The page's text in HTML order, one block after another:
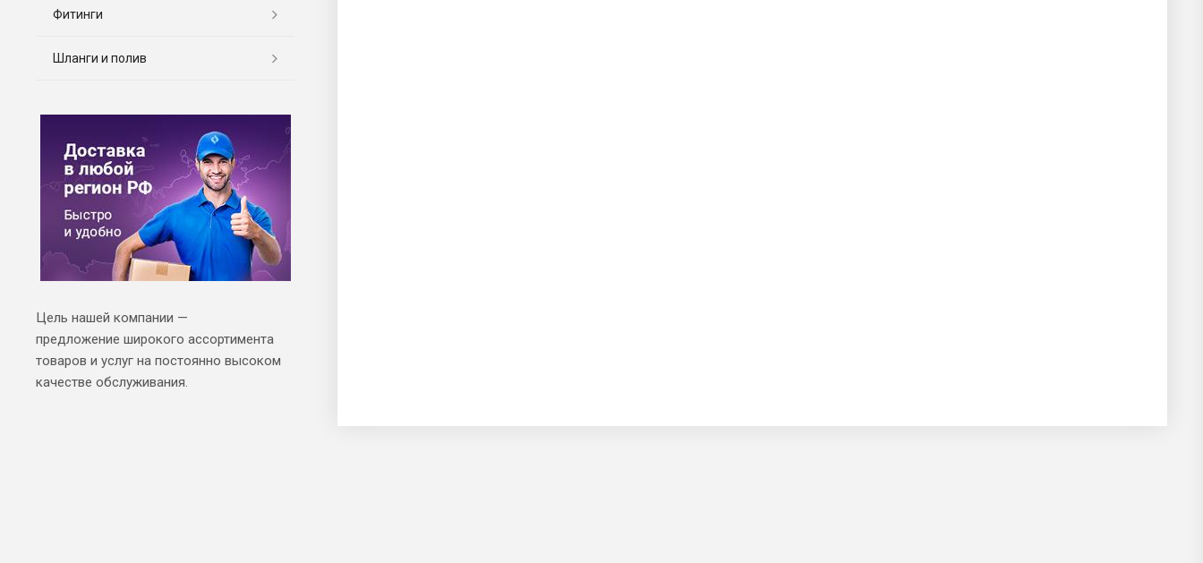
Фитинги
Шланги и полив
Цель нашей компании —
предложение широкого ассортимента
товаров и услуг на постоянно высоком
качестве обслуживания.